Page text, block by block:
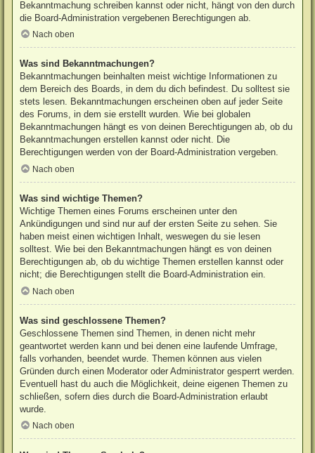
Bekanntmachung schreiben kannst oder nicht, hängt von den durch
die Board-Administration vergebenen Berechtigungen ab.
Nach oben
Was sind Bekanntmachungen?
Bekanntmachungen beinhalten meist wichtige Informationen zu
dem Bereich des Boards, in dem du dich befindest. Du solltest sie
stets lesen. Bekanntmachungen erscheinen oben auf jeder Seite
des Forums, in dem sie erstellt wurden. Wie bei globalen
Bekanntmachungen hängt es von deinen Berechtigungen ab, ob du
Bekanntmachungen erstellen kannst oder nicht. Die
Berechtigungen werden von der Board-Administration vergeben.
Nach oben
Was sind wichtige Themen?
Wichtige Themen eines Forums erscheinen unter den
Ankündigungen und sind nur auf der ersten Seite zu sehen. Sie
haben meist einen wichtigen Inhalt, weswegen du sie lesen
solltest. Wie bei den Bekanntmachungen hängt es von deinen
Berechtigungen ab, ob du wichtige Themen erstellen kannst oder
nicht; die Berechtigungen stellt die Board-Administration ein.
Nach oben
Was sind geschlossene Themen?
Geschlossene Themen sind Themen, in denen nicht mehr
geantwortet werden kann und bei denen eine laufende Umfrage,
falls vorhanden, beendet wurde. Themen können aus vielen
Gründen durch einen Moderator oder Administrator gesperrt werden.
Eventuell hast du auch die Möglichkeit, deine eigenen Themen zu
schließen, sofern dies durch die Board-Administration erlaubt
wurde.
Nach oben